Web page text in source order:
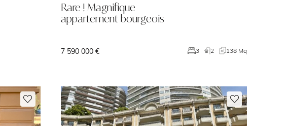
Rare ! Magnifique
appartement bourgeois
7 590 000 € 3 2 138 Mq